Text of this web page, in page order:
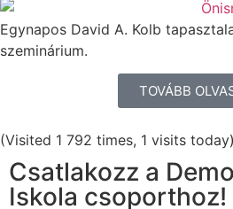
Egynapos David A. Kolb
szeminárium.
TOVÁBB
(Visited 1 792 times, 1 visits today)
Csatlakozz a
Iskola csoporthoz!